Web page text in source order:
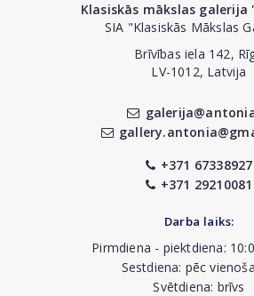
Klasiskās mākslas
SIA "Klasiskās Mākslas
Brīvības iela 142,
LV-1012, Latvija
+371 67338927
+371 29210081
Darba laiks:
Pirmdiena - piektdiena:
Sestdiena: pēc
Svētdiena: brīvs